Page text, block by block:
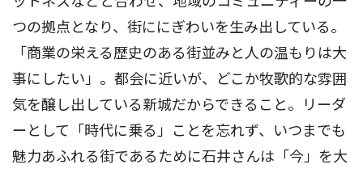
つの拠点となり、街ににぎわいを生み出している。
「商業の栄える歴史のある街並みと人の温もりは大
事にしたい」。都会に近いが、どこか牧歌的な雰囲
気を醸し出している新城だからできること。リーダ
ーとして「時代に乗る」ことを忘れず、いつまでも
魅力あふれる街であるために石井さんは「今」を大